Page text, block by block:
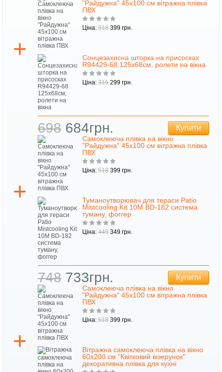
"Райдужна" 45х100 см вітражна плівка
ПВХ
Ціна: 518 399 грн.
Сонцезахисна шторка на присосках
R94429-68 125х68см, ролети на вікна
Ціна: 316 299 грн.
698 684грн. Купити
Самоклеюча плівка на вікно
"Райдужна" 45х100 см вітражна плівка
ПВХ
Ціна: 518 399 грн.
Туманоутворювач для тераси Patio
Mistcooling Kit 10M BD-182 система
туману, фоггер
Ціна: 449 349 грн.
748 733грн. Купити
Самоклеюча плівка на вікно
"Райдужна" 45х100 см вітражна плівка
ПВХ
Ціна: 518 399 грн.
Вітражна самоклеюча плівка на вікно
60х200 см "Квітковий візерунок"
декоративна плівка для кухні